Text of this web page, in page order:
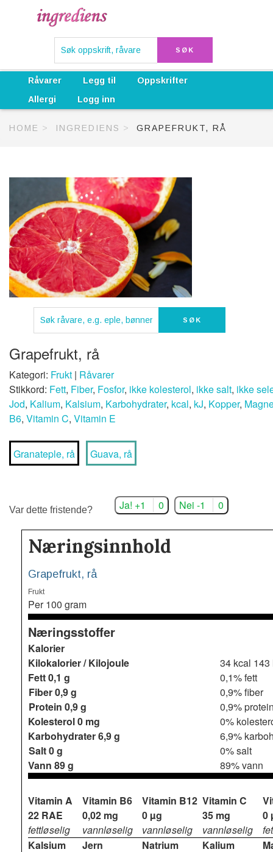
Råvarer Legg til
Oppskrifter
Allergi
Logg inn
HOME INGREDIENS GRAPEFRUKT, RÅ
Grapefrukt, rå
Kategori: Frukt | Råvarer
Stikkord: Fett, Fiber, Fosfor, ikke kolesterol, ikke salt, ikke
Jod, Kalium, Kalsium, Karbohydrater, kcal, kJ, Kopper,
B6, Vitamin C, Vitamin E
Granateple, rå Guava, rå
Var dette fristende? Ja! +1 0 Nei -1 0
Næringsinnhold
Grapefrukt, rå
Frukt
Per 100 gram
Næringsstoffer
Kalorier
Kilokalorier / Kilojoule
34 kcal 143
Fett0,1 g
0,1% fett
Fiber0,9 g
0,9% fiber
Protein 0,9 g
0,9%
Kolesterol0 mg
0%
Karbohydrater6,9 g
6,9%
Salt0 g
0% salt
Vann 89 g 89% vann
Vitamin A
22 RAE
fettløselig
Vitamin B6
0,02 mg
vannløselig
Vitamin B12
0 µg
vannløselig
Vitamin C
35 mg
vannløselig
0
Kalsium
Jern
Natrium
Kalium